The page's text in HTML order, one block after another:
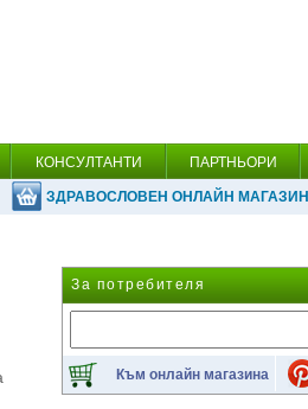
КОНСУЛТАНТИ ПАРТНЬОРИ
ЗДРАВОСЛОВЕН ОНЛАЙН МАГАЗИН
За потребителя
Към онлайн магазина